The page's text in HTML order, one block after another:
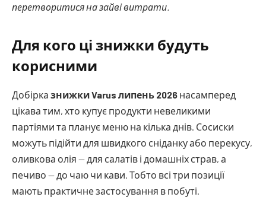
перетворитися на зайві витрати.
Для кого ці знижки будуть
корисними
Добірка знижки Varus липень 2026 насамперед
цікава тим, хто купує продукти невеликими
партіями та планує меню на кілька днів. Сосиски
можуть підійти для швидкого сніданку або перекусу,
оливкова олія — для салатів і домашніх страв, а
печиво — до чаю чи кави. Тобто всі три позиції
мають практичне застосування в побуті.